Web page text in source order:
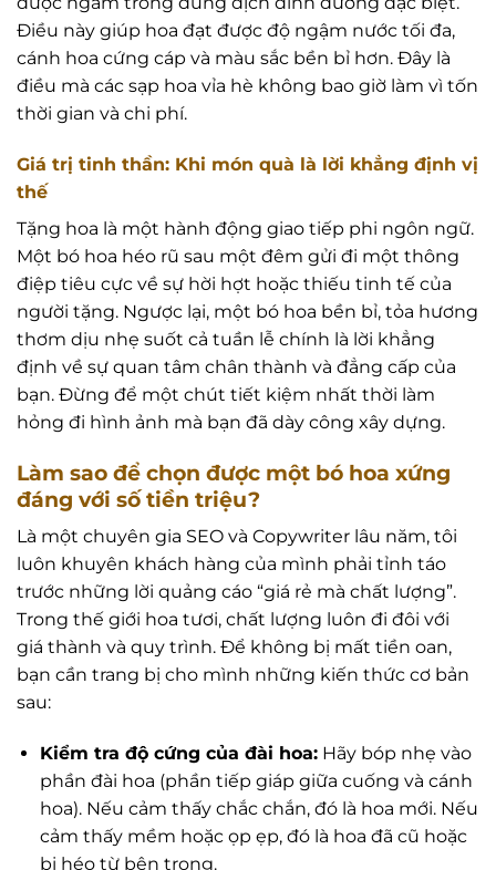
Điều này giúp hoa đạt được độ ngậm nước tối đa,
cánh hoa cứng cáp và màu sắc bền bỉ hơn. Đây là
điều mà các sạp hoa vỉa hè không bao giờ làm vì tốn
thời gian và chi phí.
Giá trị tinh thần: Khi món quà là lời khẳng định vị
thế
Tặng hoa là một hành động giao tiếp phi ngôn ngữ.
Một bó hoa héo rũ sau một đêm gửi đi một thông
điệp tiêu cực về sự hời hợt hoặc thiếu tinh tế của
người tặng. Ngược lại, một bó hoa bền bỉ, tỏa hương
thơm dịu nhẹ suốt cả tuần lễ chính là lời khẳng
định về sự quan tâm chân thành và đẳng cấp của
bạn. Đừng để một chút tiết kiệm nhất thời làm
hỏng đi hình ảnh mà bạn đã dày công xây dựng.
Làm sao để chọn được một bó hoa xứng
đáng với số tiền triệu?
Là một chuyên gia SEO và Copywriter lâu năm, tôi
luôn khuyên khách hàng của mình phải tỉnh táo
trước những lời quảng cáo “giá rẻ mà chất lượng”.
Trong thế giới hoa tươi, chất lượng luôn đi đôi với
giá thành và quy trình. Để không bị mất tiền oan,
bạn cần trang bị cho mình những kiến thức cơ bản
sau:
Kiểm tra độ cứng của đài hoa:Hãy bóp nhẹ vào
phần đài hoa (phần tiếp giáp giữa cuống và cánh
hoa). Nếu cảm thấy chắc chắn, đó là hoa mới. Nếu
cảm thấy mềm hoặc ọp ẹp, đó là hoa đã cũ hoặc
bị héo từ bên trong.